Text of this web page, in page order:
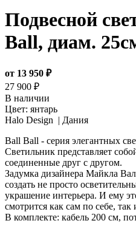
Подвесной
Ball, диам.
от 13 950 ₽
27 900 ₽
В наличии
Цвет: янтарь
Halo Design | Дания
Ball Ball - cерия элегантных
Светильник представляет
соединенные друг с другом.
Задумка дизайнера Майкла
создать не просто
украшение интерьера. И ему
смотрится как сам по себе, так
В комплекте: кабель 200 см,